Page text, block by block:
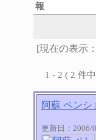
報
[現在の表示：
1 - 2 ( 2 件
阿蘇 ペン
更新日：2006/